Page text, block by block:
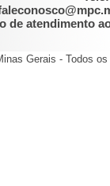
de atendimento
Gerais - Todos